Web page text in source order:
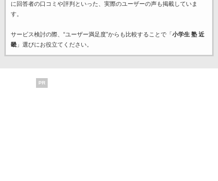
に回答者の口コミや評判といった、実際のユーザーの声も掲載していま
す。
サービス検討の際、“ユーザー満足度”からも比較することで「 小学生 塾 近
畿」選びにお役立てください。
PR